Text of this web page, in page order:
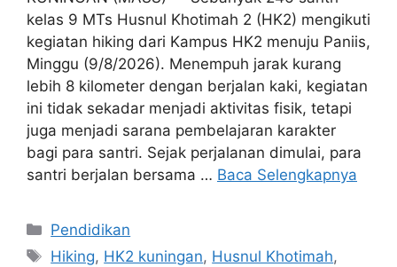
kelas 9 MTs Husnul Khotimah 2 (HK2) mengikuti
kegiatan hiking dari Kampus HK2 menuju Paniis,
Minggu (9/8/2026). Menempuh jarak kurang
lebih 8 kilometer dengan berjalan kaki, kegiatan
ini tidak sekadar menjadi aktivitas fisik, tetapi
juga menjadi sarana pembelajaran karakter
bagi para santri. Sejak perjalanan dimulai, para
santri berjalan bersama … Baca Selengkapnya
Kategori
Pendidikan
Tag
Hiking, HK2 kuningan, Husnul Khotimah,